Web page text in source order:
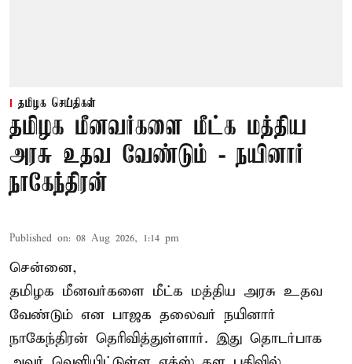
தமிழக செய்திகள்
தமிழக மீனவர்களை மீட்க மத்திய
அரசு உதவ வேண்டும் - நயினார்
நாகேந்திரன்
Published on: 08 Aug 2026, 1:14 pm
சென்னை,
தமிழக மீனவர்களை மீட்க மத்திய அரசு உதவ
வேண்டும் என பாஜக தலைவர் நயினார்
நாகேந்திரன் தெரிவித்துள்ளார். இது தொடர்பாக